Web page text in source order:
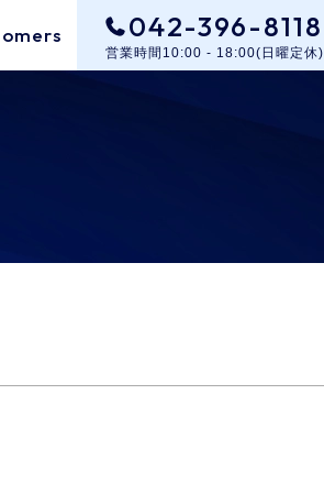
042-396-8118
営業時間10:00 - 18:00(日曜定休)